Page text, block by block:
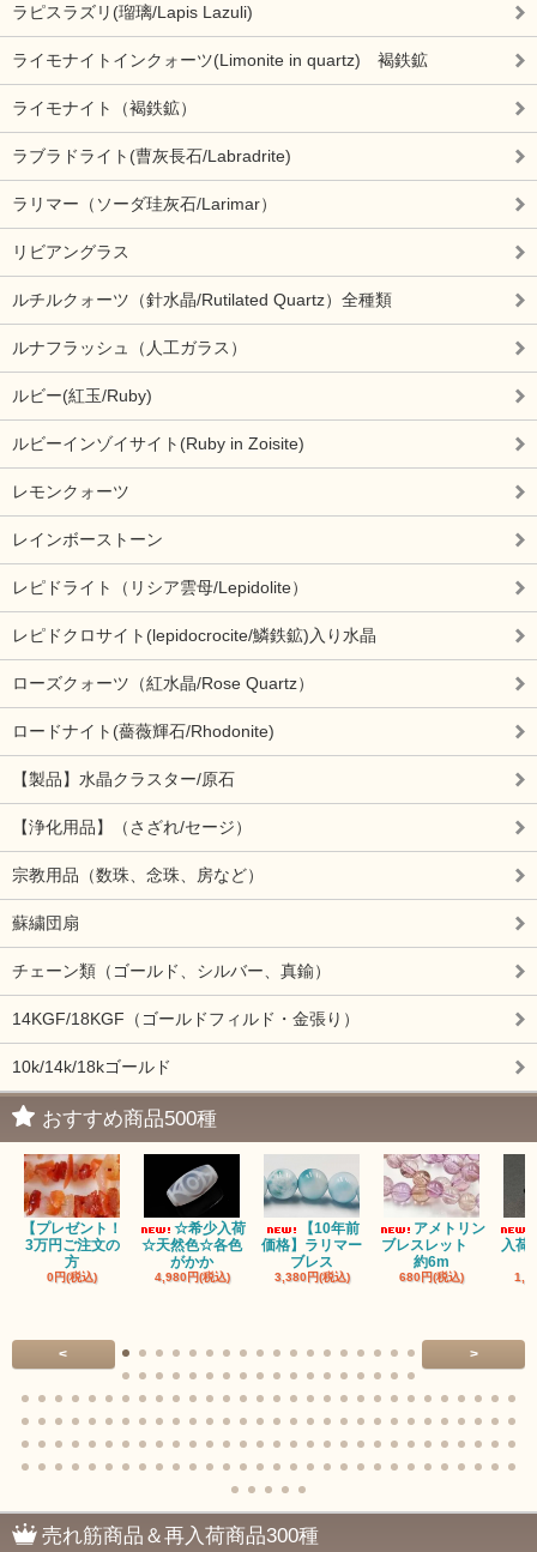
ラピスラズリ(瑠璃/Lapis Lazuli)
ライモナイトインクォーツ(Limonite in quartz) 褐鉄鉱
ライモナイト（褐鉄鉱）
ラブラドライト(曹灰長石/Labradrite)
ラリマー（ソーダ珪灰石/Larimar）
リビアングラス
ルチルクォーツ（針水晶/Rutilated Quartz）全種類
ルナフラッシュ（人工ガラス）
ルビー(紅玉/Ruby)
ルビーインゾイサイト(Ruby in Zoisite)
レモンクォーツ
レインボーストーン
レピドライト（リシア雲母/Lepidolite）
レピドクロサイト(lepidocrocite/鱗鉄鉱)入り水晶
ローズクォーツ（紅水晶/Rose Quartz）
ロードナイト(薔薇輝石/Rhodonite)
【製品】水晶クラスター/原石
【浄化用品】（さざれ/セージ）
宗教用品（数珠、念珠、房など）
蘇繍団扇
チェーン類（ゴールド、シルバー、真鍮）
14KGF/18KGF（ゴールドフィルド・金張り）
10k/14k/18kゴールド
おすすめ商品500種
【プレゼント！
3万円ご注文の
方
0円(税込)
☆希少入荷
☆天然色☆各色
がかか
4,980円(税込)
【10年前
価格】ラリマー
ブレス
3,380円(税込)
アメトリン
ブレスレット
約6m
680円(税込)
入荷
< >
売れ筋商品＆再入荷商品300種